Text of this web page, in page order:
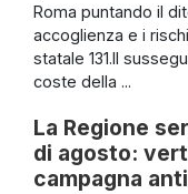
Roma puntando il
accoglienza e i
statale 131.Il
coste della ...
La Regione
di agosto:
campagna